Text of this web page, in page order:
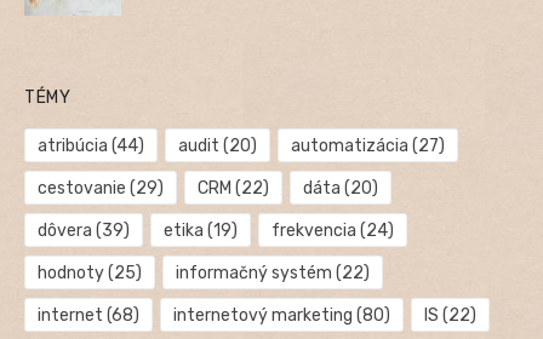
TÉMY
atribúcia (44) audit (20) automatizácia (27)
cestovanie (29) CRM (22) dáta (20)
dôvera (39) etika (19) frekvencia (24)
hodnoty(25) informačný systém (22)
internet (68) internetový marketing (80) IS (22)